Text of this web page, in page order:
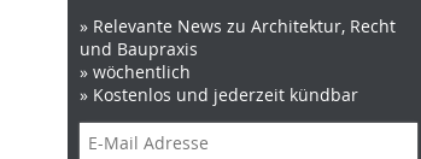
» Relevante News zu Architektur, Recht
und Baupraxis
» wöchentlich
» Kostenlos und jederzeit kündbar